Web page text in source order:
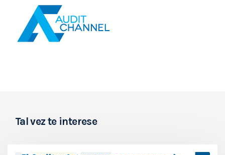
Tal vez te interese